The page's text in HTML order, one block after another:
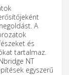
A
és
tartalmaz.
NT
egyszerű